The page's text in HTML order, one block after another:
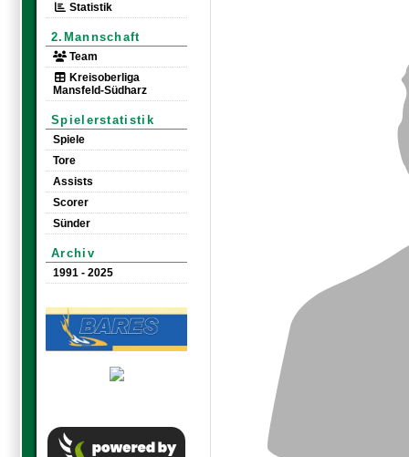
Statistik
2.Mannschaft
Team
Kreisoberliga
Mansfeld-Südharz
Spielerstatistik
Spiele
Tore
Assists
Scorer
Sünder
Archiv
1991 - 2025